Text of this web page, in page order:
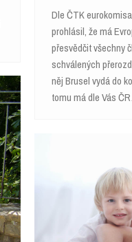
Dle ČTK
prohlásil, že má
přesvědčit všechny
schválených
něj Brusel vydá do
tomu má dle Vás